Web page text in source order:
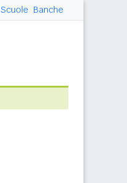
Scuole Banche